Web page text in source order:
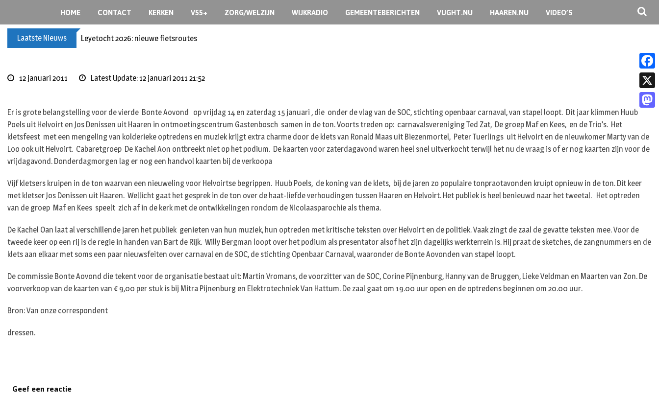
content
HOME CONTACT KERKEN V55+ ZORG/WELZIJN WIJKRADIO GEMEENTEBERICHTEN VUGHT.NU HAAREN.NU VIDEO’S
Laatste Nieuws Leyetocht 2026: nieuwe fietsroutes
12 januari 2011 Latest Update: 12 januari 2011 21:52
Er is grote belangstelling voor de vierde Bonte Aovond op vrijdag 14 en zaterdag 15 januari , die onder de vlag van de SOC, stichting openbaar carnaval, van stapel loopt. Dit jaar klimmen Huub
Poels uit Helvoirt en Jos Denissen uit Haaren in ontmoetingscentrum Gastenbosch samen in de ton. Voorts treden op: carnavalsvereniging Ted Zat, De groep Maf en Kees, en de Trio’s. Het
kletsfeest met een mengeling van kolderieke optredens en muziek krijgt extra charme door de klets van Ronald Maas uit Biezenmortel, Peter Tuerlings uit Helvoirt en de nieuwkomer Marty van de
Loo ook uit Helvoirt. Cabaretgroep De Kachel Aon ontbreekt niet op het podium. De kaarten voor zaterdagavond waren heel snel uitverkocht terwijl het nu de vraag is of er nog kaarten zijn voor de
vrijdagavond. Donderdagmorgen lag er nog een handvol kaarten bij de verkoopa
Vijf kletsers kruipen in de ton waarvan een nieuweling voor Helvoirtse begrippen. Huub Poels, de koning van de klets, bij de jaren zo populaire tonpraotavonden kruipt opnieuw in de ton. Dit keer
met kletser Jos Denissen uit Haaren. Wellicht gaat het gesprek in de ton over de haat-liefde verhoudingen tussen Haaren en Helvoirt. Het publiek is heel benieuwd naar het tweetal. Het optreden
van de groep Maf en Kees speelt zich af in de kerk met de ontwikkelingen rondom de Nicolaasparochie als thema.
De Kachel Oan laat al verschillende jaren het publiek genieten van hun muziek, hun optreden met kritische teksten over Helvoirt en de politiek. Vaak zingt de zaal de gevatte teksten mee. Voor de
tweede keer op een rij is de regie in handen van Bart de Rijk. Willy Bergman loopt over het podium als presentator alsof het zijn dagelijks werkterrein is. Hij praat de sketches, de zangnummers en de
klets aan elkaar met soms een paar nieuwsfeiten over carnaval en de SOC, de stichting Openbaar Carnaval, waaronder de Bonte Aovonden van stapel loopt.
De commissie Bonte Aovond die tekent voor de organisatie bestaat uit: Martin Vromans, de voorzitter van de SOC, Corine Pijnenburg, Hanny van de Bruggen, Lieke Veldman en Maarten van Zon. De
voorverkoop van de kaarten van € 9,00 per stuk is bij Mitra Pijnenburg en Elektrotechniek Van Hattum. De zaal gaat om 19.00 uur open en de optredens beginnen om 20.00 uur.
Bron: Van onze correspondent
dressen.
Geef een reactie
F
a
c
b
o
k
X
s